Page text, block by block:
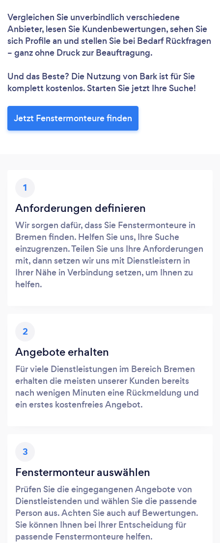
Vergleichen Sie unverbindlich verschiedene
Anbieter, lesen Sie Kundenbewertungen, sehen Sie
sich Profile an und stellen Sie bei Bedarf Rückfragen
– ganz ohne Druck zur Beauftragung.
Und das Beste? Die Nutzung von Bark ist für Sie
komplett kostenlos. Starten Sie jetzt Ihre Suche!
Jetzt Fenstermonteure finden
1
Anforderungen definieren
Wir sorgen dafür, dass Sie Fenstermonteure in
Bremen finden. Helfen Sie uns, Ihre Suche
einzugrenzen. Teilen Sie uns Ihre Anforderungen
mit, dann setzen wir uns mit Dienstleistern in
Ihrer Nähe in Verbindung setzen, um Ihnen zu
helfen.
2
Angebote erhalten
Für viele Dienstleistungen im Bereich Bremen
erhalten die meisten unserer Kunden bereits
nach wenigen Minuten eine Rückmeldung und
ein erstes kostenfreies Angebot.
3
Fenstermonteur auswählen
Prüfen Sie die eingegangenen Angebote von
Dienstleistenden und wählen Sie die passende
Person aus. Achten Sie auch auf Bewertungen.
Sie können Ihnen bei Ihrer Entscheidung für
passende Fenstermonteure helfen.